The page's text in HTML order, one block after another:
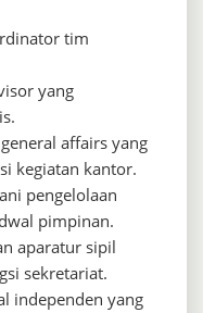
tim
yang
affairs yang
kegiatan kantor.
pengelolaan
pimpinan.
aparatur sipil
sekretariat.
independen yang